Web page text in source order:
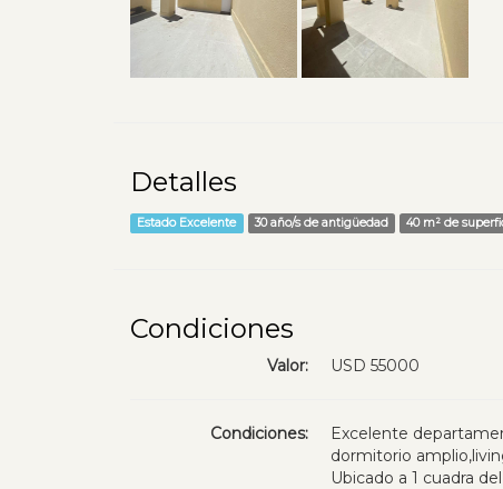
Detalles
Estado Excelente 30 año/s de antigüedad 40 m² de
Condiciones
Valor: USD 55000
Condiciones:
Excelente
dormitorio
Ubicado a 1 cuadra